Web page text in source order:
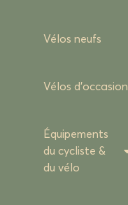
Vélos neufs
Vélos d’occasion
Équipements
du cycliste &
du vélo